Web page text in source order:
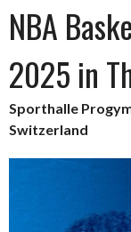
NBA
2025 in
Sporthalle
Switzerland